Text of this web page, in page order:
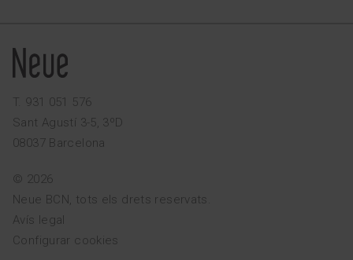
T. 931 051 576
Sant Agustí 3-5, 3ºD
08037 Barcelona
© 2026
Neue BCN, tots els drets reservats.
Avís legal
Configurar cookies